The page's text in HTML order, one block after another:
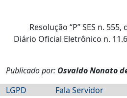
Resolução “P” SES n.
Diário Oficial Eletrônico n.
Publicado por: Osvaldo Nonato
LGPD
Fala Servidor